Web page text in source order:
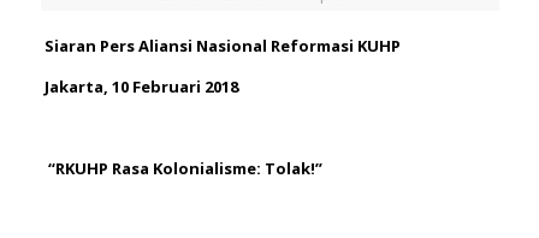
Siaran Pers Aliansi Nasional Reformasi KUHP
Jakarta, 10 Februari 2018
“RKUHP Rasa Kolonialisme: Tolak!”